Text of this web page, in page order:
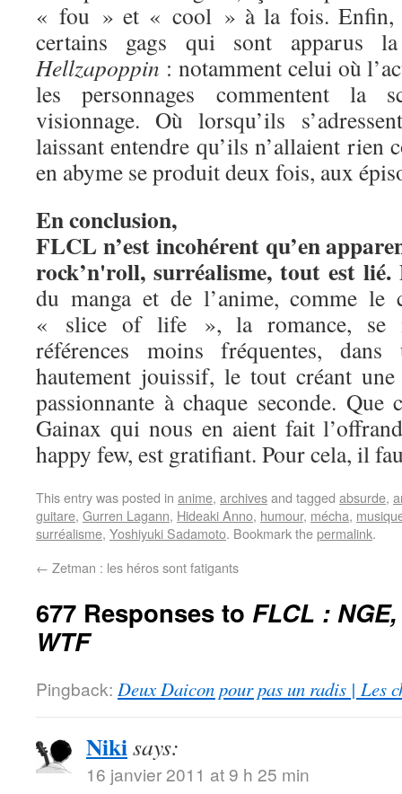
« fou » et « cool » à la fois. Enfin,
certains gags qui sont apparus
Hellzapoppin : notamment celui où
les personnages commentent la
visionnage. Où lorsqu’ils
laissant entendre qu’ils n’allaient rien
en abyme se produit deux fois, aux
En conclusion,
FLCL n’est incohérent qu’en
rock’n'roll, surréalisme, tout est lié.
du manga et de l’anime, comme le
« slice of life », la romance, se
références moins fréquentes,
hautement jouissif, le tout créant
passionnante à chaque seconde.
Gainax qui nous en aient fait
happy few, est gratifiant. Pour cela, il
This entry was posted in anime, archivesand tagged absurde,
guitare, Gurren Lagann, Hideaki Anno, humour, mécha,
surréalisme, Yoshiyuki Sadamoto. Bookmark thepermalink.
← Zetman : les héros sont fatigants
677 Responses to FLCL :
WTF
Pingback: Deux Daicon pour pas un radis | Les
Nikisays:
16 janvier 2011 at 9 h 25 min